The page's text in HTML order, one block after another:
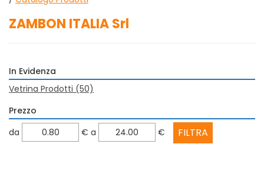
ZAMBON ITALIA Srl
In Evidenza
Vetrina Prodotti (50)
Prezzo
filtra
da € filtra
a €